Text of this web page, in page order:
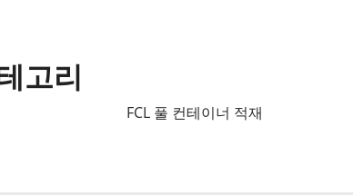
고리
FCL 풀 컨테이너 적재